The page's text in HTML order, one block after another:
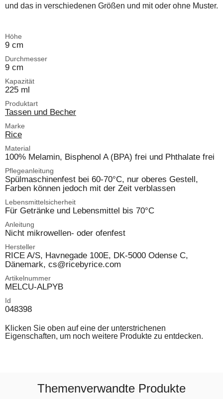
und das in verschiedenen Größen und mit oder ohne Muster.
Höhe
9 cm
Durchmesser
9 cm
Kapazität
225 ml
Produktart
Tassen und Becher
Marke
Rice
Material
100% Melamin, Bisphenol A (BPA) frei und Phthalate frei
Pflegeanleitung
Spülmaschinenfest bei 60-70°C, nur oberes Gestell,
Farben können jedoch mit der Zeit verblassen
Lebensmittelsicherheit
Für Getränke und Lebensmittel bis 70°C
Anleitung
Nicht mikrowellen- oder ofenfest
Hersteller
RICE A/S, Havnegade 100E, DK-5000 Odense C,
Dänemark, cs@ricebyrice.com
Artikelnummer
MELCU-ALPYB
Id
048398
Klicken Sie oben auf eine der unterstrichenen
Eigenschaften, um noch weitere Produkte zu entdecken.
Themenverwandte Produkte